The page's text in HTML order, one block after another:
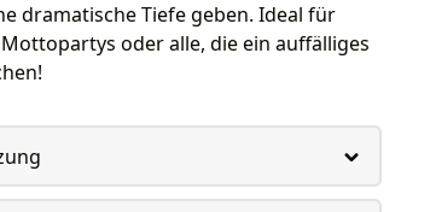
dramatische Tiefe geben. Ideal für
oder alle, die ein auffälliges